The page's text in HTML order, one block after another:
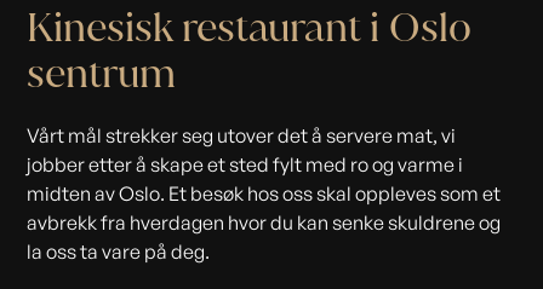
Kinesisk restaurant i Oslo
sentrum
Vårt mål strekker seg utover det å servere mat, vi
jobber etter å skape et sted fylt med ro og varme i
midten av Oslo. Et besøk hos oss skal oppleves som et
avbrekk fra hverdagen hvor du kan senke skuldrene og
la oss ta vare på deg.